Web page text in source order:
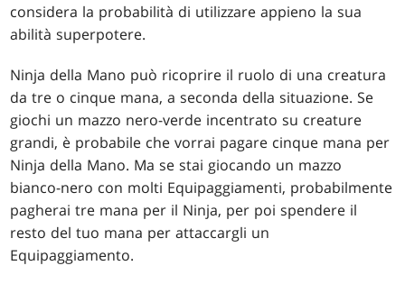
considera la probabilità di utilizzare appieno la sua
abilità superpotere.
Ninja della Mano può ricoprire il ruolo di una creatura
da tre o cinque mana, a seconda della situazione. Se
giochi un mazzo nero-verde incentrato su creature
grandi, è probabile che vorrai pagare cinque mana per
Ninja della Mano. Ma se stai giocando un mazzo
bianco-nero con molti Equipaggiamenti, probabilmente
pagherai tre mana per il Ninja, per poi spendere il
resto del tuo mana per attaccargli un
Equipaggiamento.